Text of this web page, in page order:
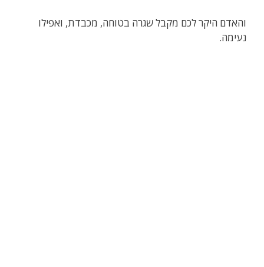
והאדם היקר לכם מקבל שגרה בטוחה, מכבדת, ואפילו
נעימה.